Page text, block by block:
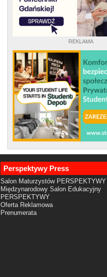
REKLAMA
Perspektywy Press
Salon Maturzystów PERSPEKTYWY
Międzynarodowy Salon Edukacyjny
PERSPEKTYWY
Oferta Reklamowa
Prenumerata